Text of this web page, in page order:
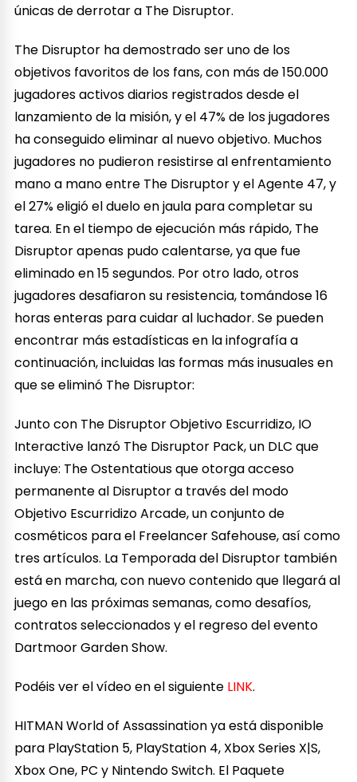
únicas de derrotar a The Disruptor.
The Disruptor ha demostrado ser uno de los
objetivos favoritos de los fans, con más de 150.000
jugadores activos diarios registrados desde el
lanzamiento de la misión, y el 47% de los jugadores
ha conseguido eliminar al nuevo objetivo. Muchos
jugadores no pudieron resistirse al enfrentamiento
mano a mano entre The Disruptor y el Agente 47, y
el 27% eligió el duelo en jaula para completar su
tarea. En el tiempo de ejecución más rápido, The
Disruptor apenas pudo calentarse, ya que fue
eliminado en 15 segundos. Por otro lado, otros
jugadores desafiaron su resistencia, tomándose 16
horas enteras para cuidar al luchador. Se pueden
encontrar más estadísticas en la infografía a
continuación, incluidas las formas más inusuales en
que se eliminó The Disruptor:
Junto con The Disruptor Objetivo Escurridizo, IO
Interactive lanzó The Disruptor Pack, un DLC que
incluye: The Ostentatious que otorga acceso
permanente al Disruptor a través del modo
Objetivo Escurridizo Arcade, un conjunto de
cosméticos para el Freelancer Safehouse, así como
tres artículos. La Temporada del Disruptor también
está en marcha, con nuevo contenido que llegará al
juego en las próximas semanas, como desafíos,
contratos seleccionados y el regreso del evento
Dartmoor Garden Show.
Podéis ver el vídeo en el siguiente LINK.
HITMAN World of Assassination ya está disponible
para PlayStation 5, PlayStation 4, Xbox Series X|S,
Xbox One, PC y Nintendo Switch. El Paquete